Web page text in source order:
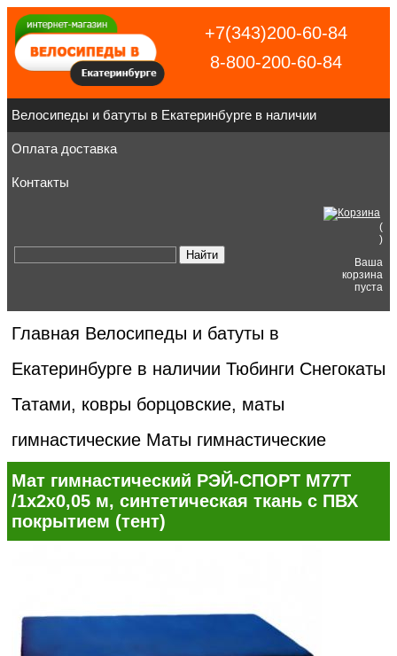
+7(343)200-60-84
8-800-200-60-84
Велосипеды и батуты в Екатеринбурге в наличии
Оплата доставка
Контакты
(
)
Ваша
корзина
пуста
Главная Велосипеды и батуты в
Екатеринбурге в наличии Тюбинги Снегокаты
Татами, ковры борцовские, маты
гимнастические Маты гимнастические
Мат гимнастический РЭЙ-СПОРТ М77Т
/1х2х0,05 м, синтетическая ткань с ПВХ
покрытием (тент)